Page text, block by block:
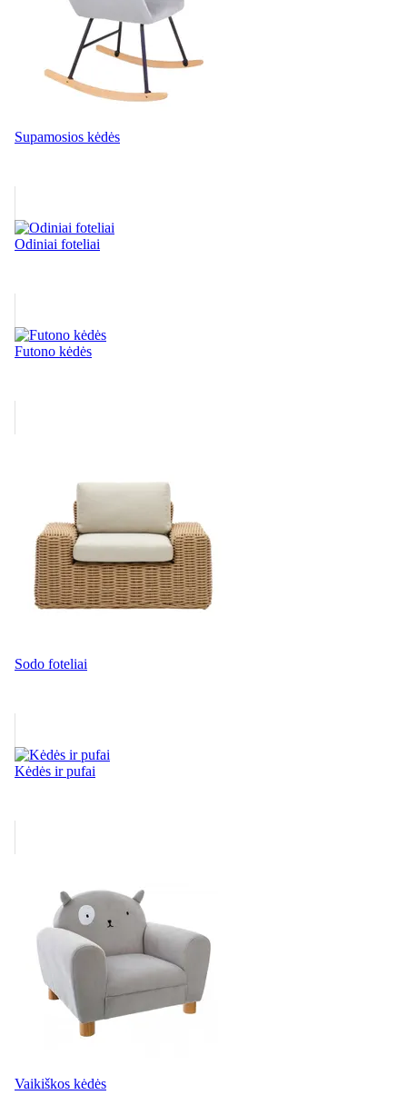
Supamosios kėdės
Odiniai foteliai
Futono kėdės
Sodo foteliai
Kėdės ir pufai
Vaikiškos kėdės